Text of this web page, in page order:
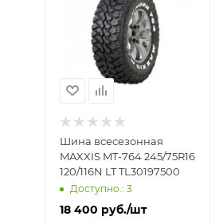
Шина всесезонная
MAXXIS MT-764 245/75R16
120/116N LT TL30197500
Доступно.: 3
18 400 руб./шт